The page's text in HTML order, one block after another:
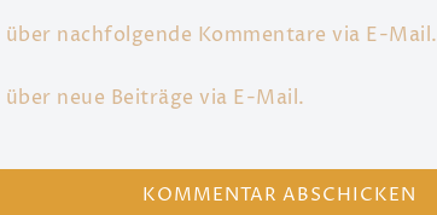
nachfolgende Kommentare via E-Mail.
neue Beiträge via E-Mail.